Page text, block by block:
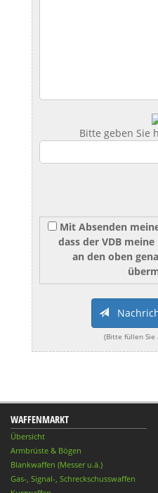
Bitte geben Sie
Mit Absenden
dass der VDB
an den oben
(Bitte füllen Sie
WAFFENMARKT
Übersicht
Armbrüste & Bögen
Blankwaffen (Messer u.ä.)
Gas-, Signal-, Schreckschusswaffen